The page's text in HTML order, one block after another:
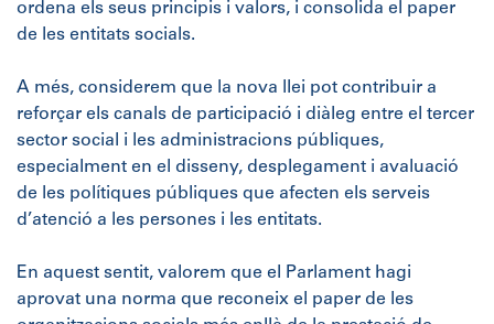
ordena els seus principis i valors, i consolida el paper
de les entitats socials.
A més, considerem que la nova llei pot contribuir a
reforçar els canals de participació i diàleg entre el tercer
sector social i les administracions públiques,
especialment en el disseny, desplegament i avaluació
de les polítiques públiques que afecten els serveis
d’atenció a les persones i les entitats.
En aquest sentit, valorem que el Parlament hagi
aprovat una norma que reconeix el paper de les